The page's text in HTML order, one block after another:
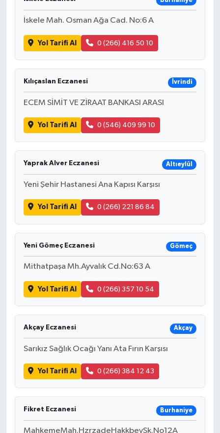
İskele Mah. Osman Ağa Cad. No:6 A
Yol Tarifi Al 0 (266) 416 50 10
Kılıçaslan Eczanesi İvrindi
ECEM SİMİT VE ZİRAAT BANKASI ARASI
Yol Tarifi Al 0 (546) 409 99 10
Yaprak Alver Eczanesi Altıeylül
Yeni Şehir Hastanesi Ana Kapısı Karşısı
Yol Tarifi Al 0 (266) 221 86 84
Yeni Gömeç Eczanesi Gömeç
Mithatpaşa Mh.Ayvalık Cd.No:63 A
Yol Tarifi Al 0 (266) 357 10 54
Akçay Eczanesi Akçay
Sarıkız Sağlık Ocağı Yanı Ata Fırın Karşısı
Yol Tarifi Al 0 (266) 384 12 43
Fikret Eczanesi Burhaniye
MahkemeMah.HzrzadeHakkbeySk.No12A